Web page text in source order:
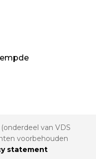
van VDS
voorbehouden
statement